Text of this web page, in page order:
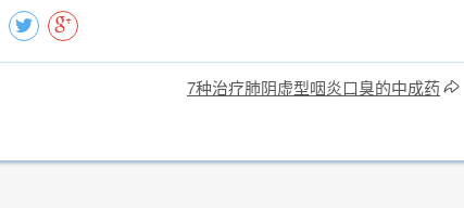
7种治疗肺阴虚型咽炎口臭的中成药